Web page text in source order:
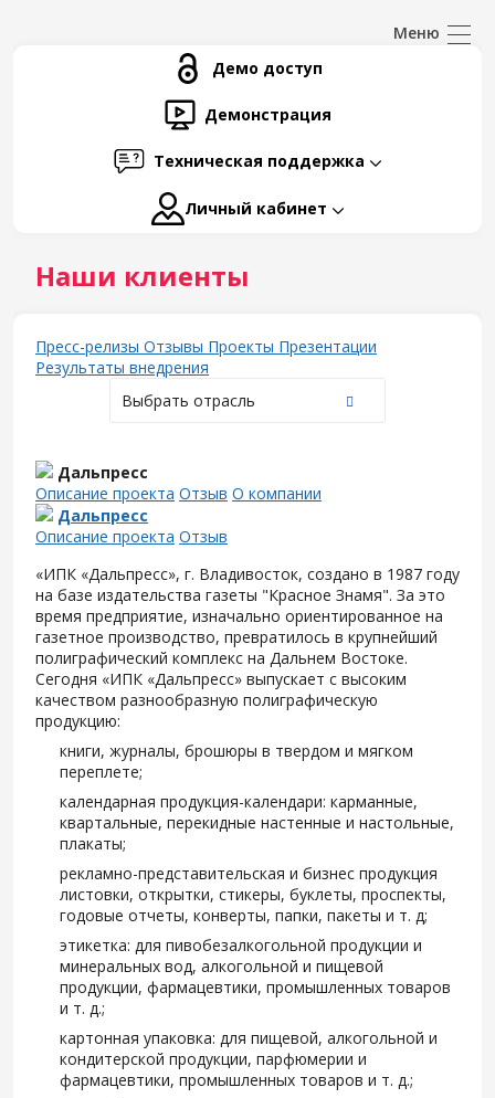
Демо доступ
Демонстрация
Техническая поддержка
Личный кабинет
Наши клиенты
Пресс-релизы Отзывы Проекты Презентации
Результаты внедрения
Выбрать отрасль
Дальпресс
Описание проекта Отзыв О компании
Дальпресс
Описание проекта Отзыв
«ИПК «Дальпресс», г. Владивосток, создано в 1987 году
на базе издательства газеты "Красное Знамя". За это
время предприятие, изначально ориентированное на
газетное производство, превратилось в крупнейший
полиграфический комплекс на Дальнем Востоке.
Сегодня «ИПК «Дальпресс» выпускает с высоким
качеством разнообразную полиграфическую
продукцию:
книги, журналы, брошюры в твердом и мягком
переплете;
календарная продукция-календари: карманные,
квартальные, перекидные настенные и настольные,
плакаты;
рекламно-представительская и бизнес продукция
листовки, открытки, стикеры, буклеты, проспекты,
годовые отчеты, конверты, папки, пакеты и т. д;
этикетка: для пивобезалкогольной продукции и
минеральных вод, алкогольной и пищевой
продукции, фармацевтики, промышленных товаров
и т. д.;
картонная упаковка: для пищевой, алкогольной и
кондитерской продукции, парфюмерии и
фармацевтики, промышленных товаров и т. д.;